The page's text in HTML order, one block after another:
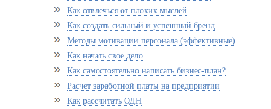
Как отвлечься от плохих мыслей
Как создать сильный и успешный бренд
Методы мотивации персонала (эффективные)
Как начать свое дело
Как самостоятельно написать бизнес-план?
Расчет заработной платы на предприятии
Как рассчитать ОДН